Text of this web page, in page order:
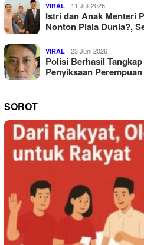
VIRAL 11 Juli 2026
Istri dan Anak Menteri
Nonton Piala Dunia?,
VIRAL 23 Juni 2026
Polisi Berhasil
Penyiksaan
SOROT